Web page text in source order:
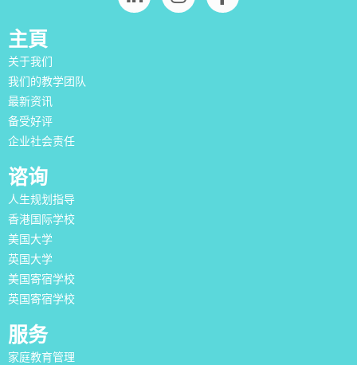
主頁
关于我们
我们的教学团队
最新资讯
备受好评
企业社会责任
谘询
人生规划指导
香港国际学校
美国大学
英国大学
美国寄宿学校
英国寄宿学校
服务
家庭教育管理